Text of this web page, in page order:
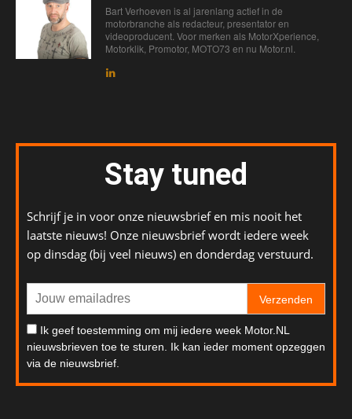
Bart Verhoeven is al jarenlang actief in de
motorbranche als redacteur, presentator en
videoproducent. Voor merken als MotorXperience,
Motorklik, Promotor, MOTO73 en nu Motor.nl.
Stay tuned
Schrijf je in voor onze nieuwsbrief en mis nooit het
laatste nieuws! Onze nieuwsbrief wordt iedere week
op dinsdag (bij veel nieuws) en donderdag verstuurd.
Verzenden
Ik geef toestemming om mij iedere week Motor.NL
nieuwsbrieven toe te sturen. Ik kan ieder moment opzeggen
via de nieuwsbrief.